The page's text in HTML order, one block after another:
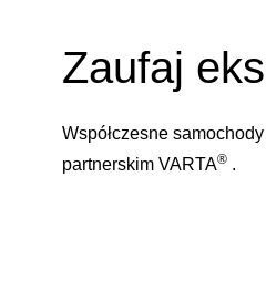
Zaufaj
Współczesne
partnerskim VARTA® .